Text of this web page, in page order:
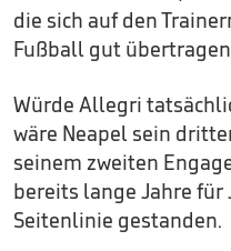
die sich auf den
Fußball gut
Würde Allegri
wäre Neapel sein
seinem zweiten
bereits lange Jahre für
Seitenlinie gestanden.